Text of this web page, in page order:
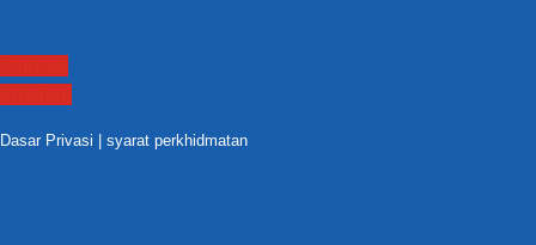
Dasar Privasi syarat perkhidmatan